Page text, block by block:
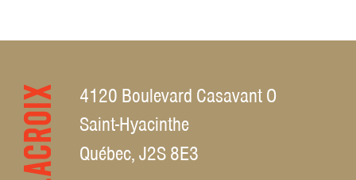
4120 Boulevard Casavant O
Saint-Hyacinthe
Québec, J2S 8E3